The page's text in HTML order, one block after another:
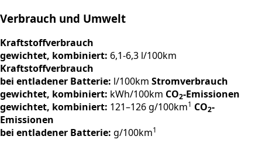
Verbrauch und Umwelt
Kraftstoffverbrauch
gewichtet, kombiniert: 6,1-6,3 l/100km
Kraftstoffverbrauch
bei entladener Batterie: l/100km Stromverbrauch
gewichtet, kombiniert: kWh/100km CO2-Emissionen
gewichtet, kombiniert: 121–126 g/100km1 CO2-
Emissionen
bei entladener Batterie: g/100km1